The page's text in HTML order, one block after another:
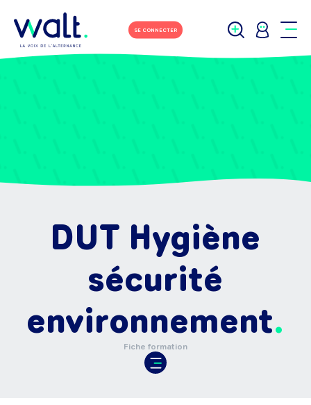
SE CONNECTER
DUT Hygiène
sécurité
environnement
Fiche formation